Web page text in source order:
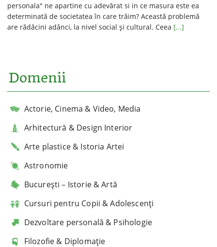
personala" ne apartine cu adevărat si in ce masura este ea
determinată de societatea în care trăim? Această problemă
are rădăcini adânci, la nivel social și cultural. Ceea [...]
Domenii
Actorie, Cinema & Video, Media
Arhitectură & Design Interior
Arte plastice & Istoria Artei
Astronomie
București – Istorie & Artă
Cursuri pentru Copii & Adolescenți
Dezvoltare personală & Psihologie
Filozofie & Diplomație